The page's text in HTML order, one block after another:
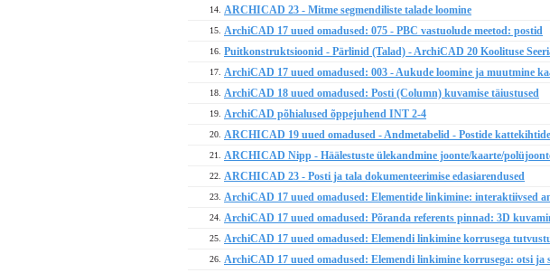
14. ARCHICAD 23 - Mitme segmendiliste talade loomine
15. ArchiCAD 17 uued omadused: 075 - PBC vastuolude meetod: postid
16. Puitkonstruktsioonid - Pärlinid (Talad) - ArchiCAD 20 Koolituse
17. ArchiCAD 17 uued omadused: 003 - Aukude loomine ja muutmine
18. ArchiCAD 18 uued omadused: Posti (Column) kuvamise täiustused
19. ArchiCAD põhialused õppejuhend INT 2-4
20. ARCHICAD 19 uued omadused - Andmetabelid - Postide
21. ARCHICAD Nipp - Häälestuste ülekandmine joonte/kaarte/
22. ARCHICAD 23 - Posti ja tala dokumenteerimise edasiarendused
23. ArchiCAD 17 uued omadused: Elementide linkimine: interaktiivsed
24. ArchiCAD 17 uued omadused: Põranda referents pinnad: 3D
25. ArchiCAD 17 uued omadused: Elemendi linkimine korrusega
26. ArchiCAD 17 uued omadused: Elemendi linkimine korrusega: otsi ja